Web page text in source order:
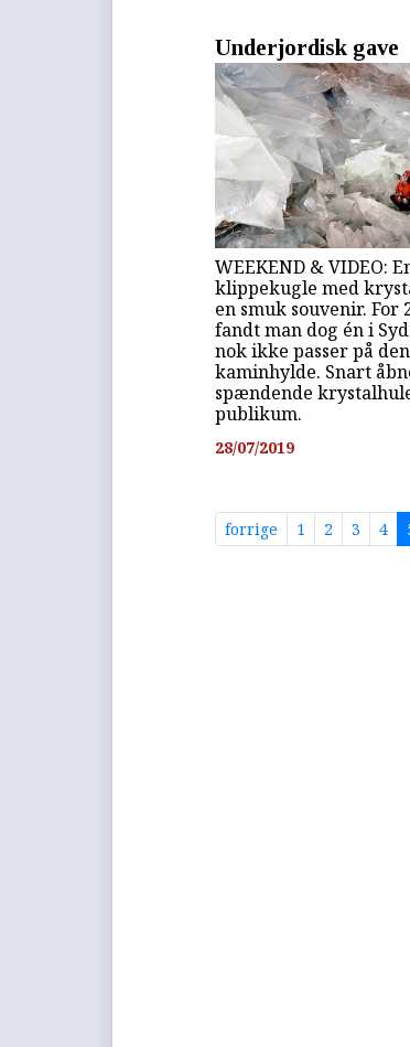
Underjordisk gave
WEEKEND & VIDEO:
klippekugle med
en smuk souvenir. For
fandt man dog én i
nok ikke passer på
kaminhylde. Snart
spændende
publikum.
28/07/2019
forrige 1 2 3 4